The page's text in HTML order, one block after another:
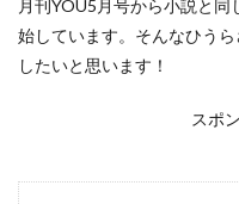
月刊YOU5月号から小説と
始しています。そんなひう
したいと思います！
スポ